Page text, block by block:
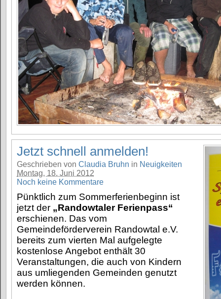
Jetzt schnell anmelden!
Geschrieben von Claudia Bruhn in Neuigkeiten
Montag, 18. Juni 2012
Noch keine Kommentare
Pünktlich zum Sommerferienbeginn ist
jetzt der „Randowtaler Ferienpass“
erschienen. Das vom
Gemeindeförderverein Randowtal e.V.
bereits zum vierten Mal aufgelegte
kostenlose Angebot enthält 30
Veranstaltungen, die auch von Kindern
aus umliegenden Gemeinden genutzt
werden können.